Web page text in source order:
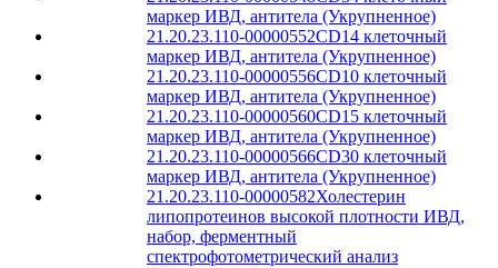
маркер ИВД, антитела (Укрупненное)
21.20.23.110-00000552CD14 клеточный
маркер ИВД, антитела (Укрупненное)
21.20.23.110-00000556CD10 клеточный
маркер ИВД, антитела (Укрупненное)
21.20.23.110-00000560CD15 клеточный
маркер ИВД, антитела (Укрупненное)
21.20.23.110-00000566CD30 клеточный
маркер ИВД, антитела (Укрупненное)
21.20.23.110-00000582Холестерин
липопротеинов высокой плотности ИВД,
набор, ферментный
спектрофотометрический анализ